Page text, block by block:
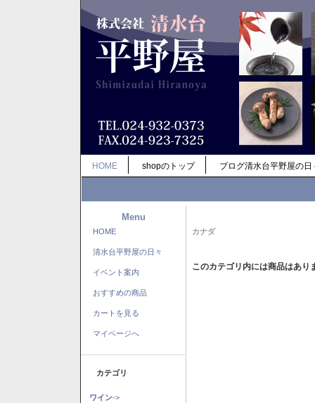
HOME shopのトップ ブログ清水台平野屋の日
Menu
HOME
清水台平野屋の日々
イベント案内
おすすめの商品
カートを見る
マイページへ
カテゴリ
ワイン->
カナダ
このカテゴリ内には商品はあり